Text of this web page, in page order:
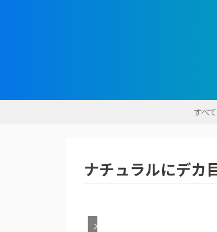
すべて
ナチュラルにデカ
メイク